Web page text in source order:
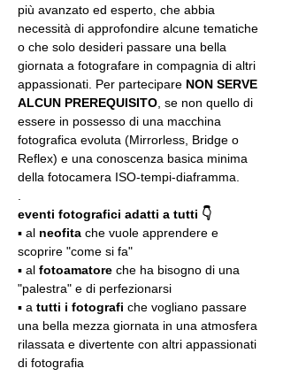
più avanzato ed esperto, che abbia
necessità di approfondire alcune tematiche
o che solo desideri passare una bella
giornata a fotografare in compagnia di altri
appassionati. Per partecipare NON SERVE
ALCUN PREREQUISITO , se non quello di
essere in possesso di una macchina
fotografica evoluta (Mirrorless, Bridge o
Reflex) e una conoscenza basica minima
della fotocamera ISO-tempi-diaframma.
eventi fotografici adatti a tutti 👇
▪️ al neofita che vuole apprendere e
scoprire "come si fa"
▪️ al fotoamatore che ha bisogno di una
"palestra" e di perfezionarsi
▪️ a tutti i fotografi che vogliano passare
una bella mezza giornata in una atmosfera
rilassata e divertente con altri appassionati
di fotografia